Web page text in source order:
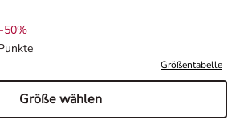
-50%
-50%
Größentabelle
Größe wählen